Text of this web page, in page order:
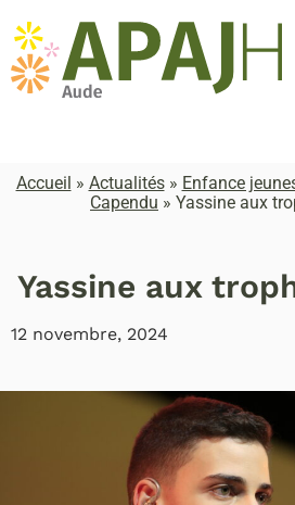
Accueil » Actualités» Enfance
Capendu » Yassine aux
Yassine aux
12 novembre, 2024